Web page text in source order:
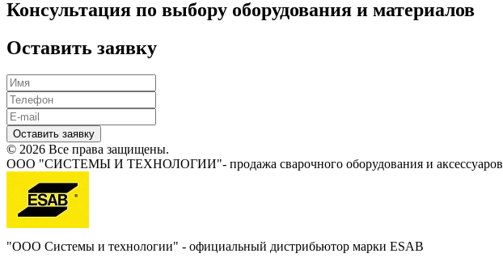
Консультация по выбору оборудования и материалов
Оставить заявку
Оставить заявку
© 2026 Все права защищены.
ООО "СИСТЕМЫ И ТЕХНОЛОГИИ"- продажа сварочного оборудования и аксессуаров
"ООО Системы и технологии" - официальный дистрибьютор марки ESAB